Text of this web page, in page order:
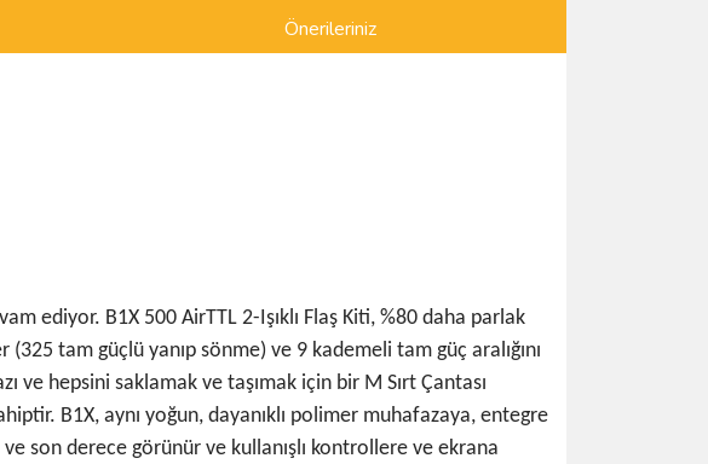
Önerileriniz
ediyor. B1X 500 AirTTL 2-Işıklı Flaş Kiti, %80 daha parlak
tam güçlü yanıp sönme) ve 9 kademeli tam güç aralığını
ve hepsini saklamak ve taşımak için bir M Sırt Çantası
B1X, aynı yoğun, dayanıklı polimer muhafazaya, entegre
son derece görünür ve kullanışlı kontrollere ve ekrana